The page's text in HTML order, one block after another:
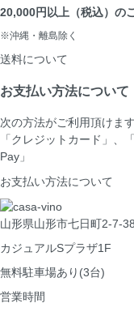
20,000円以上（税込）の
※沖縄・離島除く
送料について
お支払い方法について
次の方法がご利用頂けます
「クレジットカード」、
Pay」
お支払い方法について
山形県山形市七日町2-7-38
カジュアルSプラザ1F
無料駐車場あり(3台)
営業時間